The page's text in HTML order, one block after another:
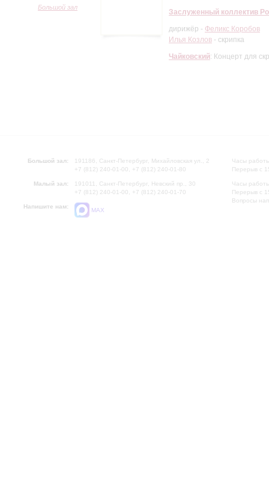
Большой зал
Заслуженный коллектив
дирижёр - Феликс Коробов
Илья Козлов - скрипка
Чайковский: Концерт для
Большой зал:
191186, Санкт-Петербург, Михайловская ул., 2
+7 (812) 240-01-00, +7 (812) 240-01-80
Малый зал:
191011, Санкт-Петербург, Невский пр., 30
+7 (812) 240-01-00, +7 (812) 240-01-70
Напишите нам:
MAX
Часы
Перерыв с
Часы
Перерыв с
Вопросы